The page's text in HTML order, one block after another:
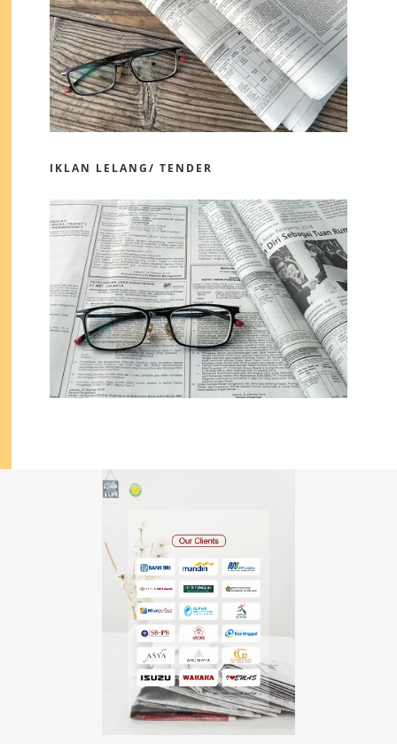
IKLAN LELANG/ TENDER